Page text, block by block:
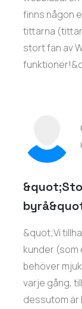
finns någon
tittarna (tittar
stort fan av
&quot;Vi
kunder
behöver
varje gång,
dessutom är